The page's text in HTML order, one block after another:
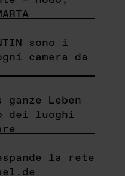
sono i
camera da
ganze Leben
dei luoghi
la rete